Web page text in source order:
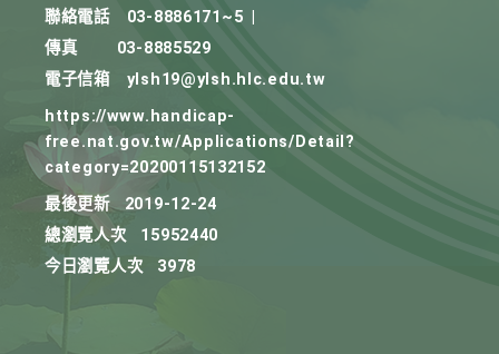
聯絡電話
03-8886171~5
傳真
03-8885529
電子信箱
ylsh19@ylsh.hlc.edu.tw
https://www.handicap-
free.nat.gov.tw/Applications/Detail?
category=20200115132152
最後更新
2019-12-24
總瀏覽人次
15952440
今日瀏覽人次
3978